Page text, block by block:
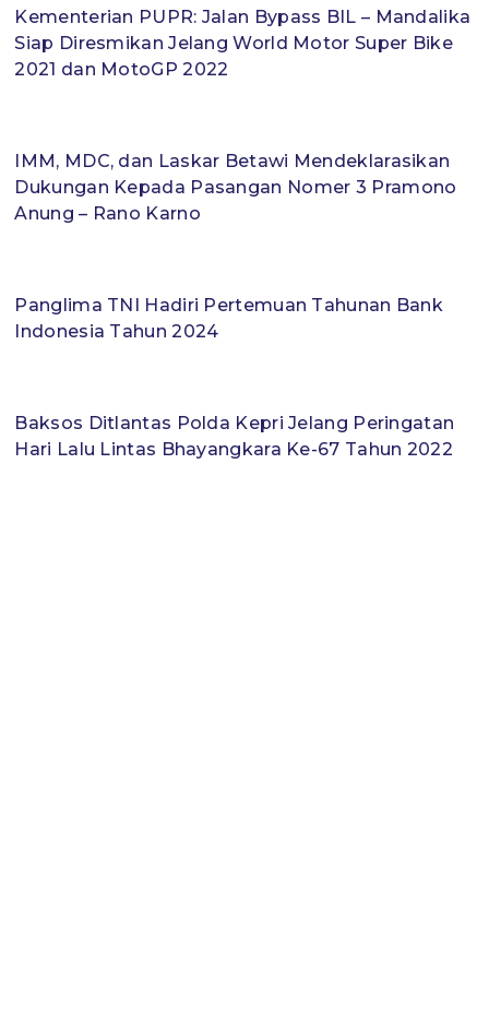
Kementerian PUPR: Jalan Bypass BIL – Mandalika
Siap Diresmikan Jelang World Motor Super Bike
2021 dan MotoGP 2022
IMM, MDC, dan Laskar Betawi Mendeklarasikan
Dukungan Kepada Pasangan Nomer 3 Pramono
Anung – Rano Karno
Panglima TNI Hadiri Pertemuan Tahunan Bank
Indonesia Tahun 2024
Baksos Ditlantas Polda Kepri Jelang Peringatan
Hari Lalu Lintas Bhayangkara Ke-67 Tahun 2022